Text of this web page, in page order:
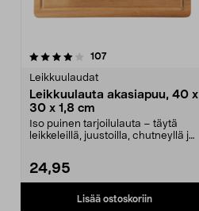
107arvostelut
Leikkuulaudat
Leikkuulauta akasiapuu, 40 x
30 x 1,8 cm
Iso puinen tarjoilulauta – täytä
leikkeleillä, juustoilla, chutneyllä ja
24,95
Lisää ostoskoriin
4.0viidestä